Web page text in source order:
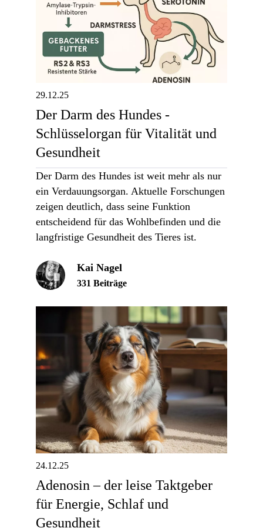
29.12.25
Der Darm des Hundes -
Schlüsselorgan für Vitalität und
Gesundheit
Der Darm des Hundes ist weit mehr als nur
ein Verdauungsorgan. Aktuelle Forschungen
zeigen deutlich, dass seine Funktion
entscheidend für das Wohlbefinden und die
langfristige Gesundheit des Tieres ist.
Kai Nagel
331 Beiträge
24.12.25
Adenosin – der leise Taktgeber
für Energie, Schlaf und
Gesundheit